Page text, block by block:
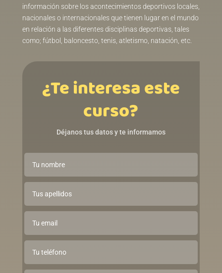
información sobre los acontecimientos deportivos locales,
nacionales o internacionales que tienen lugar en el mundo
en relación a las diferentes disciplinas deportivas, tales
como; fútbol, baloncesto, tenis, atletismo, natación, etc.
¿Te interesa este
curso?
Déjanos tus datos y te informamos